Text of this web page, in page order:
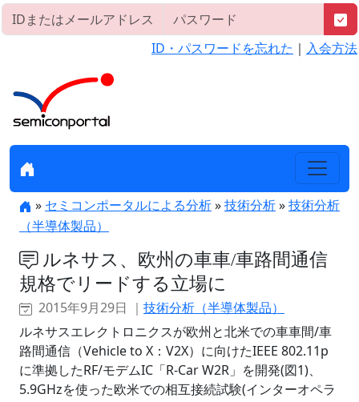
ID・パスワードを忘れた ｜ 入会方法
» セミコンポータルによる分析»技術分析»技術分析
（半導体製品）
ルネサス、欧州の車車/車路間通信
規格でリードする立場に
2015年9月29日 ｜ 技術分析（半導体製品）
ルネサスエレクトロニクスが欧州と北米での車車間/車
路間通信（Vehicle to X：V2X）に向けたIEEE 802.11p
に準拠したRF/モデムIC「R-Car W2R」を開発(図1)、
5.9GHzを使った欧米での相互接続試験(インターオペラ